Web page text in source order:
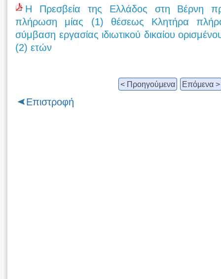
Η Πρεσβεία της Ελλάδος στη Βέρνη
πλήρωση μίας (1) θέσεως Κλητήρα
σύμβαση εργασίας ιδιωτικού δικαίου
(2) ετών
< Προηγούμενα Επόμενα >
Επιστροφή